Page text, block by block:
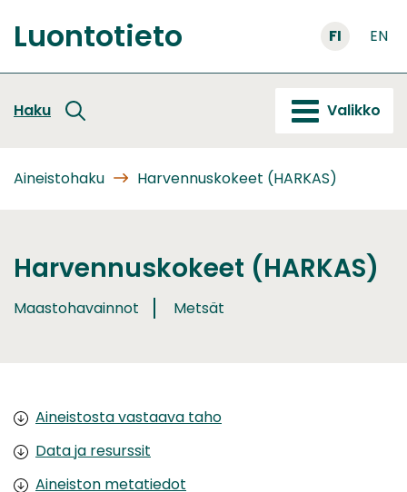
sisältöön
Etusivu
Luontotieto FI EN
Haku Valikko
Aineistohaku Harvennuskokeet (HARKAS)
Harvennuskokeet (HARKAS)
Maastohavainnot Metsät
Aineistosta vastaava taho
Data ja resurssit
Aineiston metatiedot